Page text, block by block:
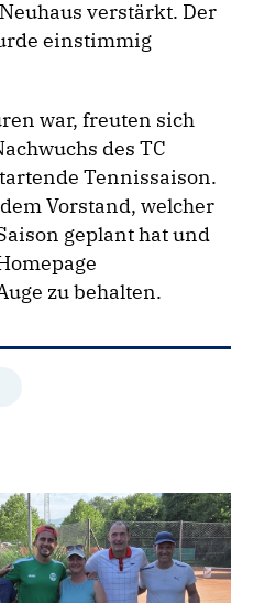
verstärkt. Der
einstimmig
war, freuten sich
des TC
Tennissaison.
Vorstand, welcher
geplant hat und
zu behalten.